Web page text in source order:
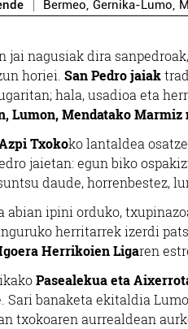
Bermeo, Gernika-Lumo,
jai nagusiak dira
horiei. San Pedro jaiak
hala, usadioa eta
Lumon, Mendatako
Txokoko lantaldea
jaietan: egun biko
daude, horrenbestez,
abian ipini orduko,
herritarrek izerdi
Herrikoien Ligaren
Pasealekua eta
Sari banaketa ekitaldia
txokoaren aurrealdean